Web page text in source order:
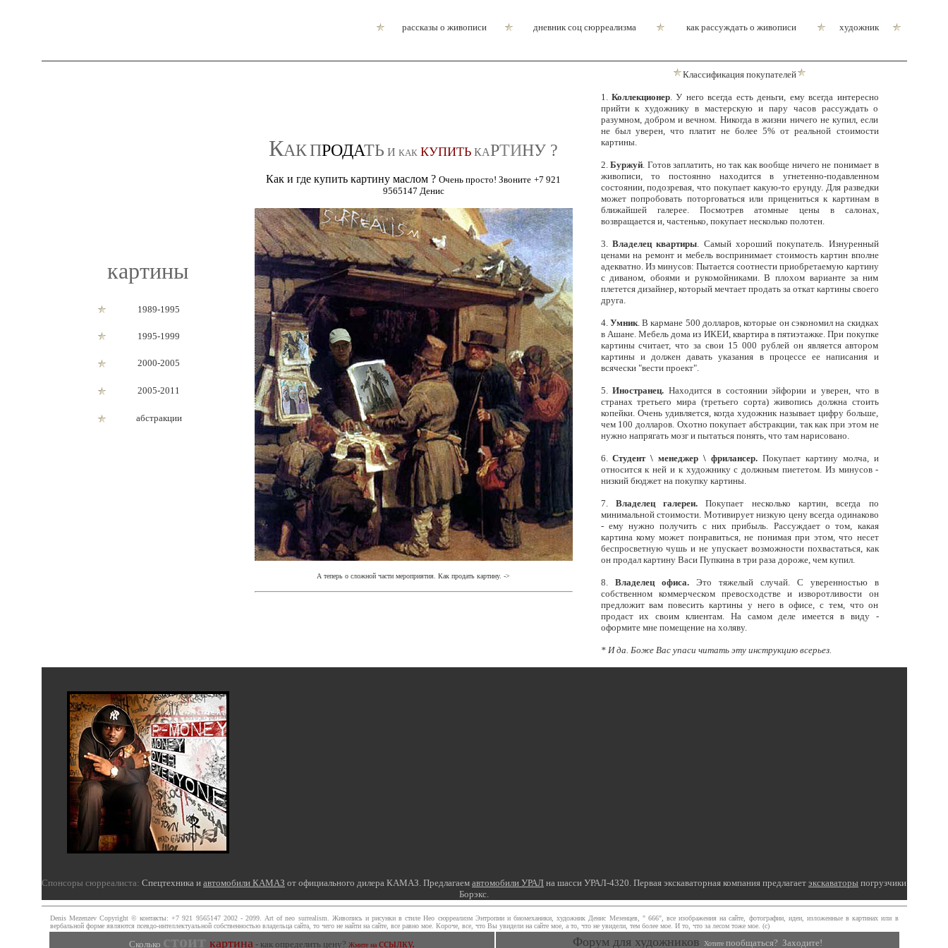
рассказы о живописи дневник соц сюрреализма как рассуждать о живописи художник
картины
1989-1995
1995-1999
2000-2005
2005-2011
абстракции
КАКПРОДАТЬ И КАК КУПИТЬ КАРТИНУ ?
Как и где купить картину маслом ? Очень просто! Звоните +7 921
9565147 Денис
А теперь о сложной части мероприятия. Как продать картину. ->
Классификация покупателей
1. Коллекционер. У него всегда есть деньги, ему всегда интересно
прийти к художнику в мастерскую и пару часов рассуждать о
разумном, добром и вечном. Никогда в жизни ничего не купил, если
не был уверен, что платит не более 5% от реальной стоимости
картины.
2.Буржуй. Готов заплатить, но так как вообще ничего не понимает в
живописи, то постоянно находится в угнетенно-подавленном
состоянии, подозревая, что покупает какую-то ерунду. Для разведки
может попробовать поторговаться или прицениться к картинам в
ближайшей галерее. Посмотрев атомные цены в салонах,
возвращается и, частенько, покупает несколько полотен.
3. Владелец квартиры. Самый хороший покупатель. Изнуренный
ценами на ремонт и мебель воспринимает стоимость картин вполне
адекватно. Из минусов: Пытается соотнести приобретаемую картину
с диваном, обоями и рукомойниками. В плохом варианте за ним
плетется дизайнер, который мечтает продать за откат картины своего
друга.
4. Умник. В кармане 500 долларов, которые он сэкономил на скидках
в Ашане. Мебель дома из ИКЕИ, квартира в пятиэтажке. При покупке
картины считает, что за свои 15 000 рублей он является автором
картины и должен давать указания в процессе ее написания и
всячески "вести проект".
5.Иностранец.Находится в состоянии эйфории и уверен, что в
странах третьего мира (третьего сорта) живопись должна стоить
копейки. Очень удивляется, когда художник называет цифру больше,
чем 100 долларов. Охотно покупает абстракции, так как при этом не
нужно напрягать мозг и пытаться понять, что там нарисовано.
6.Студент \ менеджер \ фрилансер.Покупает картину молча, и
относится к ней и к художнику с должным пиететом. Из минусов -
низкий бюджет на покупку картины.
7.Владелец галереи. Покупает несколько картин, всегда по
минимальной стоимости. Мотивирует низкую цену всегда одинаково
- ему нужно получить с них прибыль. Рассуждает о том, какая
картина кому может понравиться, не понимая при этом, что несет
беспросветную чушь и не упускает возможности похвастаться, как
он продал картину Васи Пупкина в три раза дороже, чем купил.
8. Владелец офиса.Это тяжелый случай. С уверенностью в
собственном коммерческом превосходстве и изворотливости он
предложит вам повесить картины у него в офисе, с тем, что он
продаст их своим клиентам. На самом деле имеется в виду -
оформите мне помещение на холяву.
*И да. Боже Вас упаси читать эту инструкцию всерьез.
Спонсоры сюрреалиста: Спецтехника и автомобили КАМАЗ от официального дилера КАМАЗ. Предлагаем автомобили УРАЛ на шасси УРАЛ-4320. Первая экскаваторная компания предлагает экскаваторы погрузчики
Борэкс.
Denis Mezenzev Copyright © контакты: +7 921 9565147 2002 - 2099. Art of neo surrealism. Живопись и рисунки в стиле Нео сюрреализм Энтропии и биомеханики, художник Денис Мезенцев, " 666", все изображения на сайте, фотографии, идеи, изложенные в картинах или в
вербальной форме являются псевдо-интеллектуальной собственностью владельца сайта, то чего не найти на сайте, все равно мое. Короче, все, что Вы увидели на сайте мое, а то, что не увидели, тем более мое. И то, что за лесом тоже мое. (с)
Сколько стоит картина- как определить цену? Жмите на ссылку. Форум для художников Хотитепообщаться? Заходите!